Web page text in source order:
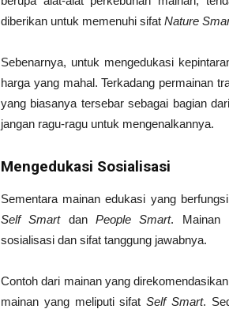
diberikan untuk memenuhi sifat Nature
Sebenarnya, untuk mengedukasi
harga yang mahal. Terkadang permainan
yang biasanya tersebar sebagai bagian
jangan ragu-ragu untuk mengenalkannya.
Mengedukasi Sosialisasi
Sementara mainan edukasi yang
Self SmartdanPeople Smart. Mainan
sosialisasi dan sifat tanggung jawabnya.
Contoh dari mainan yang
mainan yang meliputi sifatSelf Smart.